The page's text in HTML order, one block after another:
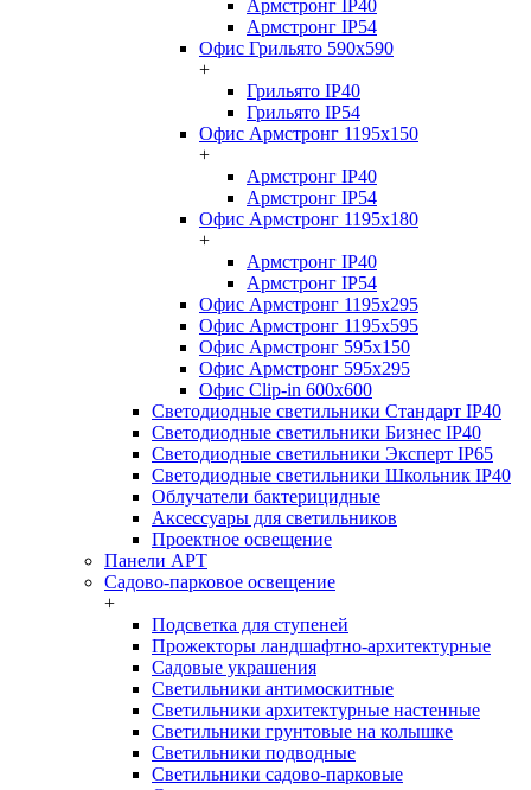
Армстронг IP40
Армстронг IP54
Офис Грильято 590x590
+
Грильято IP40
Грильято IP54
Офис Армстронг 1195x150
+
Армстронг IP40
Армстронг IP54
Офис Армстронг 1195x180
+
Армстронг IP40
Армстронг IP54
Офис Армстронг 1195x295
Офис Армстронг 1195x595
Офис Армстронг 595x150
Офис Армстронг 595x295
Офис Clip-in 600x600
Светодиодные светильники Стандарт IP40
Светодиодные светильники Бизнес IP40
Светодиодные светильники Эксперт IP65
Светодиодные светильники Школьник IP40
Облучатели бактерицидные
Аксессуары для светильников
Проектное освещение
Панели АРТ
Садово-парковое освещение
+
Подсветка для ступеней
Прожекторы ландшафтно-архитектурные
Садовые украшения
Светильники антимоскитные
Светильники архитектурные настенные
Светильники грунтовые на колышке
Светильники подводные
Светильники садово-парковые